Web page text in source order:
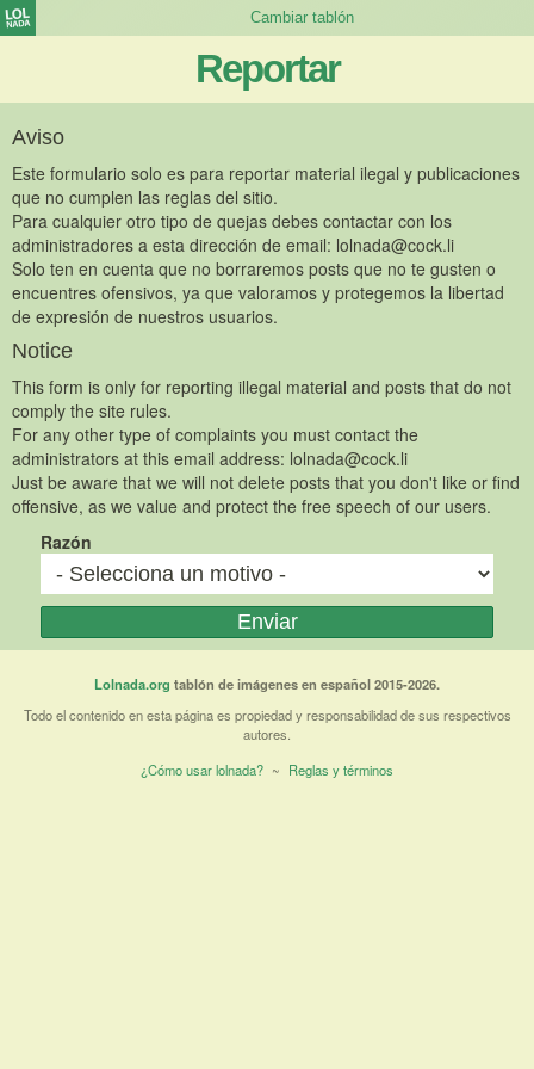
Reportar
Aviso
Este formulario solo es para reportar material ilegal y publicaciones
que no cumplen las reglas del sitio.
Para cualquier otro tipo de quejas debes contactar con los
administradores a esta dirección de email: lolnada@cock.li
Solo ten en cuenta que no borraremos posts que no te gusten o
encuentres ofensivos, ya que valoramos y protegemos la libertad
de expresión de nuestros usuarios.
Notice
This form is only for reporting illegal material and posts that do not
comply the site rules.
For any other type of complaints you must contact the
administrators at this email address: lolnada@cock.li
Just be aware that we will not delete posts that you don't like or find
offensive, as we value and protect the free speech of our users.
Razón
Lolnada.org tablón de imágenes en español 2015-2026.
Todo el contenido en esta página es propiedad y responsabilidad de sus respectivos
autores.
¿Cómo usar lolnada? ~ Reglas y términos